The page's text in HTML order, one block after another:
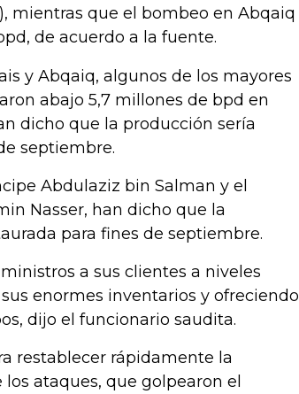
mientras que el bombeo en Abqaiq
de acuerdo a la fuente.
y Abqaiq, algunos de los mayores
abajo 5,7 millones de bpd en
dicho que la producción sería
septiembre.
Abdulaziz bin Salman y el
Nasser, han dicho que la
para fines de septiembre.
a sus clientes a niveles
enormes inventarios y ofreciendo
dijo el funcionario saudita.
restablecer rápidamente la
ataques, que golpearon el